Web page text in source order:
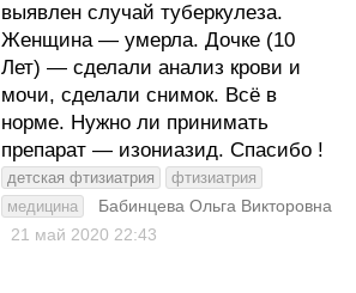
выявлен случай туберкулеза.
Женщина — умерла. Дочке (10
Лет) — сделали анализ крови и
мочи, сделали снимок. Всё в
норме. Нужно ли принимать
препарат — изониазид. Спасибо !
детская фтизиатрия
фтизиатрия
медицина
Бабинцева Ольга Викторовна
21 май 2020 22:43